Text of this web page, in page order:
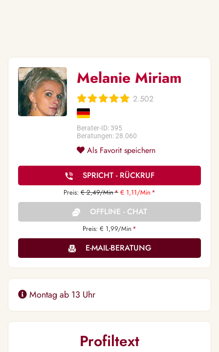
Melanie Miriam
2.502
Berater-ID: 395
Beratungen: 28.060
Als Favorit speichern
SPRICHT - RÜCKRUF
Preis: € 2,49/Min* € 1,11/Min *
OFFLINE - CHAT
Preis: € 1,99/Min *
E-MAIL-BERATUNG
Montag ab 13 Uhr
Profiltext